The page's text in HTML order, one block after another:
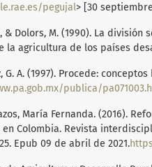
pegujal> [30
& Dolors, M. (1990). La
la agricultura de los países
G. A. (1997). Procede:
publica/
María Fernanda. (2016).
Colombia. Revista
Epub 09 de abril de 2021.